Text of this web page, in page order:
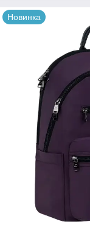
Новинка